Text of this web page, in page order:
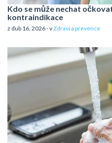
Kdo se může nechat
kontraindikace
z dub 16, 2026 - vZdraví a prevence